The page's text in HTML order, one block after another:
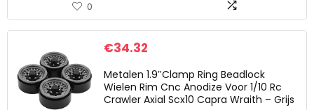
0
€34.32
Metalen 1.9″Clamp Ring Beadlock
Wielen Rim Cnc Anodize Voor 1/10 Rc
Crawler Axial Scx10 Capra Wraith – Grijs